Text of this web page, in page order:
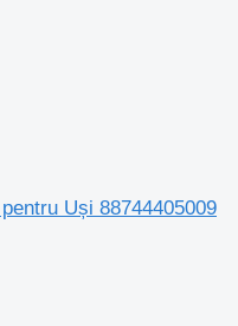
Uși 88744405009